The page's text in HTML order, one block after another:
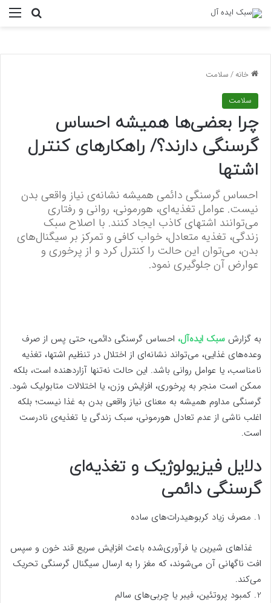
خانه/سلامت
سلامت
چرا بعضی‌ها همیشه احساس
گرسنگی دارند؟/ راهکارهای کنترل
اشتها
احساس گرسنگی دائمی همیشه نشانه‌ی نیاز واقعی بدن
نیست. عوامل تغذیه‌ای، هورمونی، روانی و رفتاری
می‌توانند اشتهای کاذب ایجاد کنند. با اصلاح سبک
زندگی، تغذیه متعادل، خواب کافی و تمرکز بر سیگنال‌های
بدن، می‌توان این حالت را کنترل کرد و از پرخوری و
عوارض آن جلوگیری نمود.
به گزارش سبک ایده‌آل، احساس گرسنگی دائمی، حتی پس از صرف
وعده‌های غذایی، می‌تواند نشانه‌ای از اختلال در تنظیم اشتها، تغذیه
نامناسب، یا عوامل روانی باشد. این حالت نه‌تنها آزاردهنده است، بلکه
ممکن است منجر به پرخوری، افزایش وزن، یا اختلالات متابولیک شود.
گرسنگی مداوم همیشه به معنای نیاز واقعی بدن به غذا نیست؛ بلکه
اغلب ناشی از عدم تعادل هورمونی، سبک زندگی یا تغذیه‌ی نادرست
است.
دلایل فیزیولوژیک و تغذیه‌ای
گرسنگی دائمی
۱. مصرف زیاد کربوهیدرات‌های ساده
غذاهای شیرین یا فرآوری‌شده باعث افزایش سریع قند خون و سپس
افت ناگهانی آن می‌شوند، که مغز را به ارسال سیگنال گرسنگی تحریک
می‌کند.
2. کمبود پروتئین، فیبر یا چربی‌های سالم